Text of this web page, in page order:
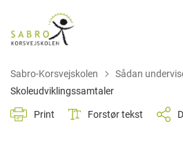
Sabro-Korsvejskolen Tilbage til
Sådan
Skoleudviklingssamtaler
Print Forstør tekst